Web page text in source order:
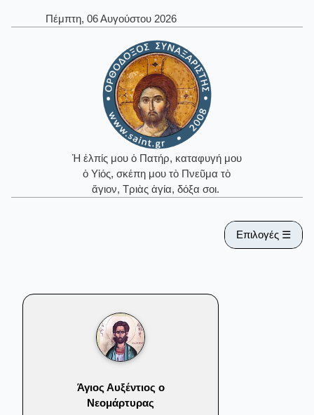
Πέμπτη, 06 Αυγούστου 2026
Ἡ ἐλπίς μου ὁ Πατήρ, καταφυγή μου
ὁ Υἱός, σκέπη μου τὸ Πνεῦμα τὸ
ἅγιον, Τριὰς ἁγία, δόξα σοι.
Επιλογές ☰
Άγιος Αυξέντιος ο
Νεομάρτυρας